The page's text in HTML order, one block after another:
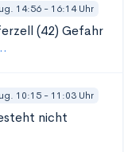
14:56 - 16:14 Uhr
(42) Gefahr
10:15 - 11:03 Uhr
nicht